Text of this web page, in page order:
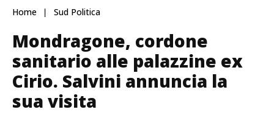
Home Sud Politica
Mondragone, cordone
sanitario alle palazzine ex
Cirio. Salvini annuncia la
sua visita